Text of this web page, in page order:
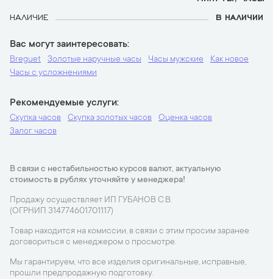
НАЛИЧИЕ
В НАЛИЧИИ
Вас могут заинтересовать
Breguet Золотые наручные часы Часы мужские
Как новое
Часы с усложнениями
Рекомендуемые услуги
Скупка часов Скупка золотых часов
Оценка часов
Залог часов
В связи с нестабильностью курсов валют, актуальную
стоимость в рублях уточняйте у менеджера!
Продажу осуществляет ИП ГУБАНОВ С.В.
(ОГРНИП 314774601701117)
Товар находится на комиссии, в связи с этим просим заранее
договориться с менеджером о просмотре.
Мы гарантируем, что все изделия оригинальные, исправные,
прошли предпродажную подготовку.